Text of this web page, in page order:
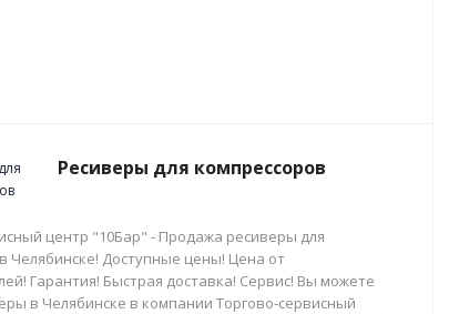
Ресиверы для компрессоров
центр "10Бар" - Продажа ресиверы для
Челябинске! Доступные цены! Цена от
Гарантия! Быстрая доставка! Сервис! Вы можете
в Челябинске в компании Торгово-сервисный